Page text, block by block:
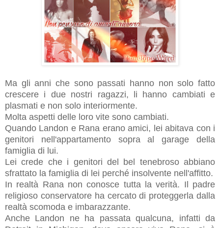
Ma gli anni che sono passati hanno non solo fatto
crescere i due nostri ragazzi, li hanno cambiati e
plasmati e non solo interiormente.
Molta aspetti delle loro vite sono cambiati.
Quando Landon e Rana erano amici, lei abitava con i
genitori nell'appartamento sopra al garage della
famiglia di lui.
Lei crede che i genitori del bel tenebroso abbiano
sfrattato la famiglia di lei perché insolvente nell'affitto.
In realtà Rana non conosce tutta la verità. Il padre
religioso conservatore ha cercato di proteggerla dalla
realtà scomoda e imbarazzante.
Anche Landon ne ha passata qualcuna, infatti da